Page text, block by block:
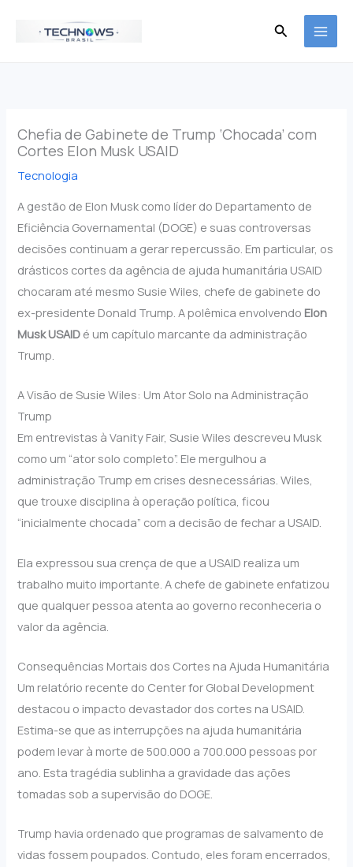
Pesquisar
Chefia de Gabinete de Trump ‘Chocada’ com
Cortes Elon Musk USAID
Tecnologia
A gestão de Elon Musk como líder do Departamento de
Eficiência Governamental (DOGE) e suas controversas
decisões continuam a gerar repercussão. Em particular, os
drásticos cortes da agência de ajuda humanitária USAID
chocaram até mesmo Susie Wiles, chefe de gabinete do
ex-presidente Donald Trump. A polêmica envolvendo Elon
Musk USAID é um capítulo marcante da administração
Trump.
A Visão de Susie Wiles: Um Ator Solo na Administração
Trump
Em entrevistas à Vanity Fair, Susie Wiles descreveu Musk
como um “ator solo completo”. Ele mergulhou a
administração Trump em crises desnecessárias. Wiles,
que trouxe disciplina à operação política, ficou
“inicialmente chocada” com a decisão de fechar a USAID.
Ela expressou sua crença de que a USAID realiza um
trabalho muito importante. A chefe de gabinete enfatizou
que qualquer pessoa atenta ao governo reconheceria o
valor da agência.
Consequências Mortais dos Cortes na Ajuda Humanitária
Um relatório recente do Center for Global Development
destacou o impacto devastador dos cortes na USAID.
Estima-se que as interrupções na ajuda humanitária
podem levar à morte de 500.000 a 700.000 pessoas por
ano. Esta tragédia sublinha a gravidade das ações
tomadas sob a supervisão do DOGE.
Trump havia ordenado que programas de salvamento de
vidas fossem poupados. Contudo, eles foram encerrados,